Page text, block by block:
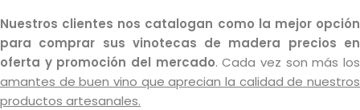
Nuestros clientes nos catalogan como la mejor opción
para comprar sus vinotecas de madera precios en
oferta y promoción del mercado. Cada vez son más los
amantes de buen vino que aprecian la calidad de nuestros
productos artesanales.